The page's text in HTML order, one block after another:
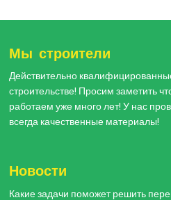
Мы строители
Действительно
строительстве! Просим заметить
работаем уже много лет! У нас
всегда качественные материалы!
Новости
Какие задачи поможет решить